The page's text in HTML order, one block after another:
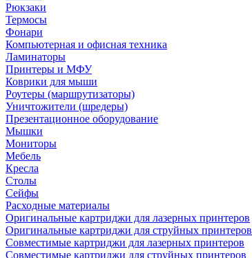
Рюкзаки
Термосы
Фонари
Компьютерная и офисная техника
Ламинаторы
Принтеры и МФУ
Коврики для мыши
Роутеры (маршрутизаторы)
Уничтожители (шредеры)
Презентационное оборудование
Мышки
Мониторы
Мебель
Кресла
Столы
Сейфы
Расходные материалы
Оригинальные картриджи для лазерных принтеров
Оригинальные картриджи для струйных принтеров
Совместимые картриджи для лазерных принтеров
Совместимые картриджи для струйных принтеров